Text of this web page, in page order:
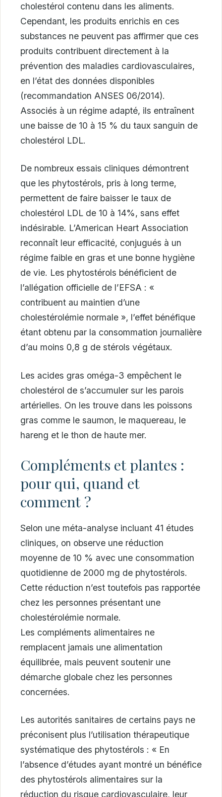
cholestérol contenu dans les aliments.
Cependant, les produits enrichis en ces
substances ne peuvent pas affirmer que ces
produits contribuent directement à la
prévention des maladies cardiovasculaires,
en l’état des données disponibles
(recommandation ANSES 06/2014).
Associés à un régime adapté, ils entraînent
une baisse de 10 à 15 % du taux sanguin de
cholestérol LDL.
De nombreux essais cliniques démontrent
que les phytostérols, pris à long terme,
permettent de faire baisser le taux de
cholestérol LDL de 10 à 14%, sans effet
indésirable. L’American Heart Association
reconnaît leur efficacité, conjugués à un
régime faible en gras et une bonne hygiène
de vie. Les phytostérols bénéficient de
l’allégation officielle de l’EFSA : «
contribuent au maintien d’une
cholestérolémie normale », l’effet bénéfique
étant obtenu par la consommation journalière
d’au moins 0,8 g de stérols végétaux.
Les acides gras oméga-3 empêchent le
cholestérol de s’accumuler sur les parois
artérielles. On les trouve dans les poissons
gras comme le saumon, le maquereau, le
hareng et le thon de haute mer.
Compléments et plantes :
pour qui, quand et
comment ?
Selon une méta-analyse incluant 41 études
cliniques, on observe une réduction
moyenne de 10 % avec une consommation
quotidienne de 2000 mg de phytostérols.
Cette réduction n’est toutefois pas rapportée
chez les personnes présentant une
cholestérolémie normale.
Les compléments alimentaires ne
remplacent jamais une alimentation
équilibrée, mais peuvent soutenir une
démarche globale chez les personnes
concernées.
Les autorités sanitaires de certains pays ne
préconisent plus l’utilisation thérapeutique
systématique des phytostérols : « En
l’absence d’études ayant montré un bénéfice
des phytostérols alimentaires sur la
réduction du risque cardiovasculaire, leur